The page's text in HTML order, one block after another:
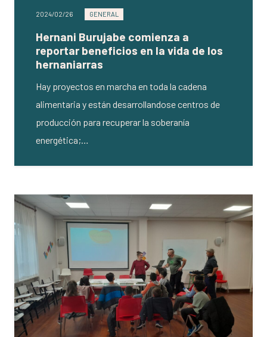
2024/02/26 GENERAL
Hernani Burujabe comienza a
reportar beneficios en la vida de los
hernaniarras
Hay proyectos en marcha en toda la cadena
alimentaria y están desarrollandose centros de
producción para recuperar la soberanía
energética;…